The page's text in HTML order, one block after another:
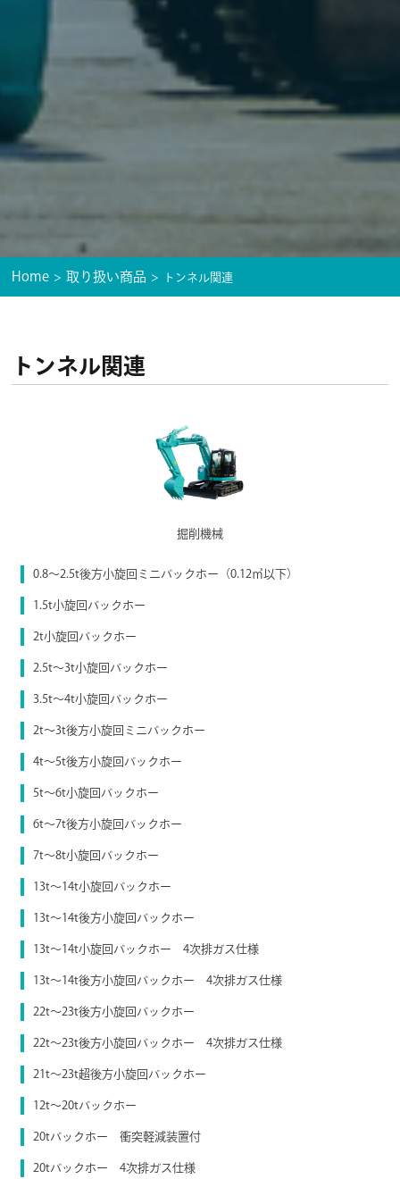
Home 取り扱い商品 トンネル関連
トンネル関連
掘削機械
0.8～2.5t後方小旋回ミニバックホー（0.12㎥以下）
1.5t小旋回バックホー
2t小旋回バックホー
2.5t〜3t小旋回バックホー
3.5t〜4t小旋回バックホー
2t〜3t後方小旋回ミニバックホー
4t〜5t後方小旋回バックホー
5t〜6t小旋回バックホー
6t〜7t後方小旋回バックホー
7t〜8t小旋回バックホー
13t〜14t小旋回バックホー
13t〜14t後方小旋回バックホー
13t～14t小旋回バックホー 4次排ガス仕様
13t～14t後方小旋回バックホー 4次排ガス仕様
22t〜23t後方小旋回バックホー
22t～23t後方小旋回バックホー 4次排ガス仕様
21t〜23t超後方小旋回バックホー
12t〜20tバックホー
20tバックホー 衝突軽減装置付
20tバックホー 4次排ガス仕様